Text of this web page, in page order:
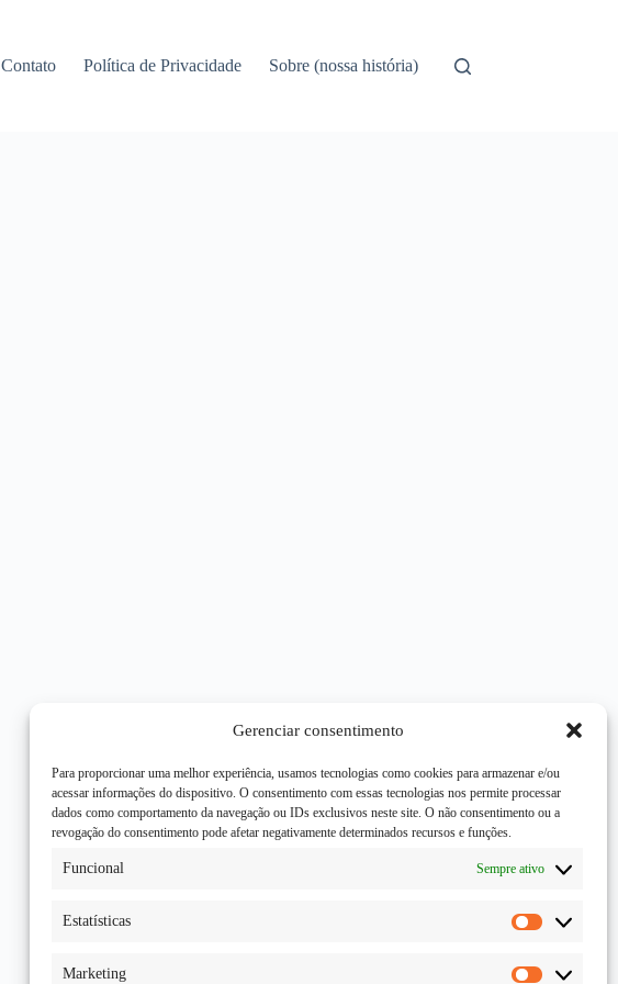
Gerenciar consentimento
Para proporcionar uma melhor experiência, usamos tecnologias como cookies para armazenar e/ou
acessar informações do dispositivo. O consentimento com essas tecnologias nos permite processar
dados como comportamento da navegação ou IDs exclusivos neste site. O não consentimento ou a
revogação do consentimento pode afetar negativamente determinados recursos e funções.
Funcional Sempre ativo
Estatísticas Estatísticas
Marketing
Contato Política de Privacidade Sobre (nossa história)